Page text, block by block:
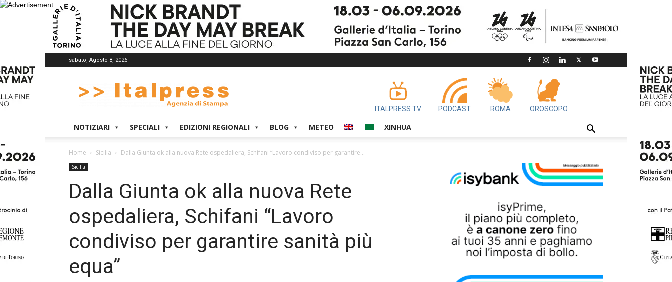
sabato, Agosto 8, 2026
ITALPRESS TV PODCAST ROMA OROSCOPO
NOTIZIARI SPECIALI EDIZIONI REGIONALI BLOG METEO XINHUA
Home Sicilia Dalla Giunta ok alla nuova Rete ospedaliera, Schifani “Lavoro condiviso per garantire...
Sicilia
Dalla Giunta ok alla nuova Rete
ospedaliera, Schifani “Lavoro
condiviso per garantire sanità più
equa”